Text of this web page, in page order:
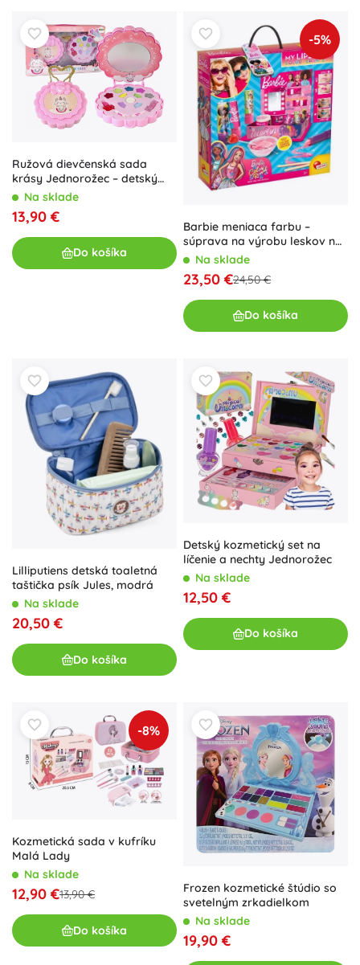
Ružová dievčenská sada
krásy Jednorožec – detský
make-up set
Na sklade
13,90 €
Do košíka
-5%
Barbie meniaca farbu –
súprava na výrobu leskov na
peryNa sklade
23,50 €24,50 €
Do košíka
Lilliputiens detská toaletná
taštička psík Jules, modrá
Na sklade
20,50 €
Do košíka
Detský kozmetický set na
líčenie a nechty Jednorožec
Na sklade
12,50 €
Do košíka
-8%
Kozmetická sada v kufríku
Malá Lady
Na sklade
12,90 €13,90 €
Do košíka
Frozen kozmetické štúdio so
svetelným zrkadielkom
Na sklade
19,90 €